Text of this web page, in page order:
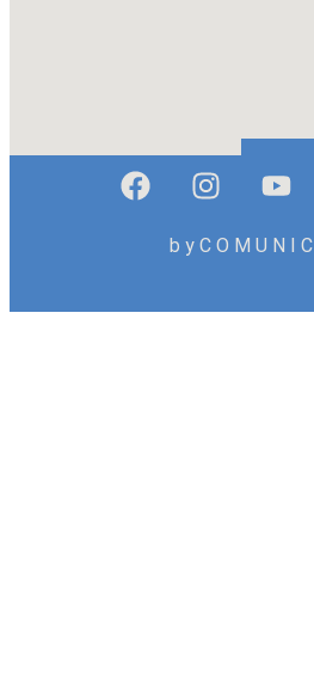
b y C O M U N I C